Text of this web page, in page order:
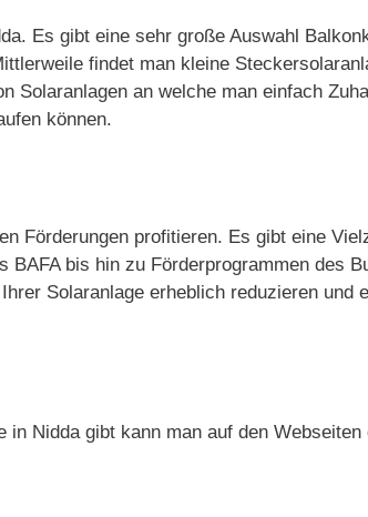
Es gibt eine sehr große Auswahl
findet man kleine
Solaranlagen an welche man einfach
können.
Förderungen profitieren. Es gibt eine
bis hin zu Förderprogrammen des
Solaranlage erheblich reduzieren
Nidda gibt kann man auf den Webseiten